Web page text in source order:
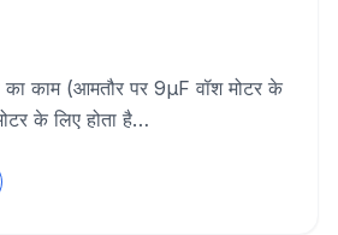
काम (आमतौर पर 9µF वॉश मोटर के
के लिए होता है…